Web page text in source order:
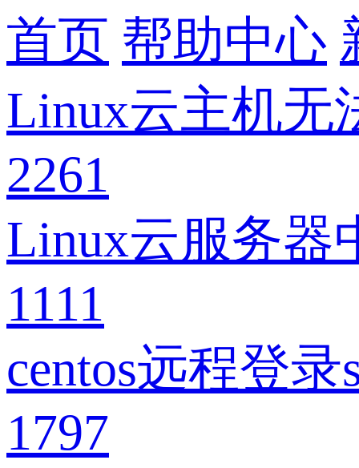
首页 帮助中心
Linux云主机无
2261
Linux云服务器
1111
centos远程登
1797